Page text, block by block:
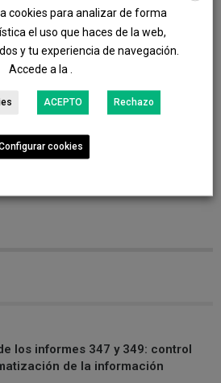
los informes 347 y 349: control
de la información
cookies para analizar de forma
el uso que haces de la web,
y tu experiencia de navegación.
Accede a la .
ACEPTO Rechazo
cookies